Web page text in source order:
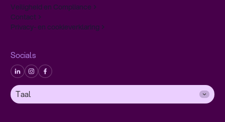
Veiligheid en Compliance
Contact
Privacy- en cookieverklaring
Socials
Taal